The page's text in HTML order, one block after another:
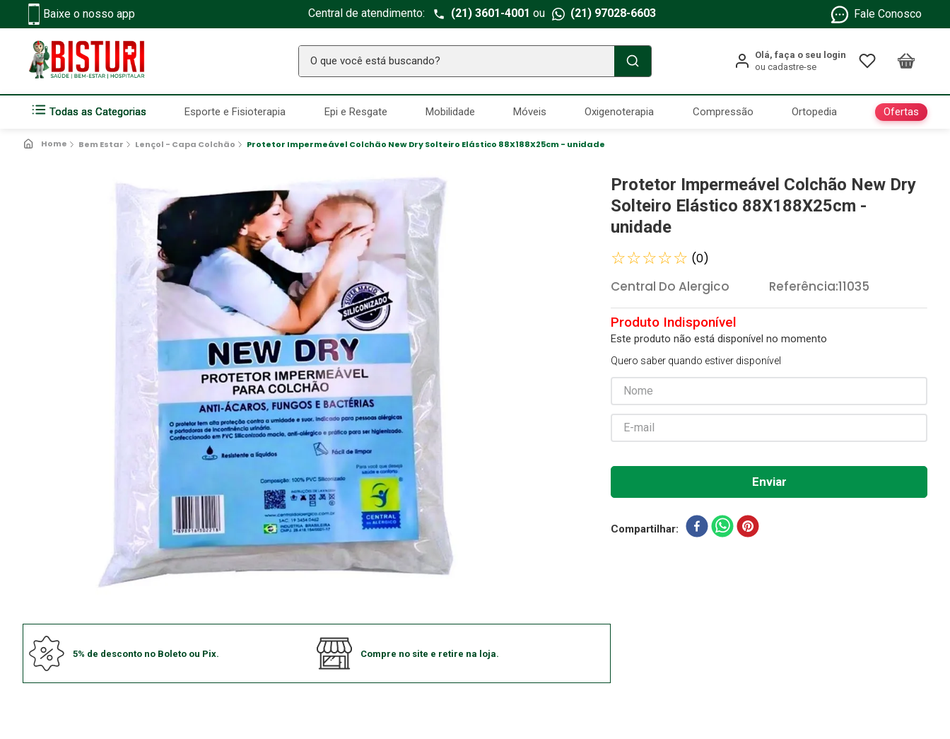
Baixe o nosso app Central de atendimento: (21) 3601-4001 ou (21) 97028-6603 Fale Conosco
O que você está buscando?
Todas as Categorias Esporte e Fisioterapia Epi e Resgate Mobilidade Móveis Oxigenoterapia Compressão Ortopedia Ofertas
Bem Estar Lençol - Capa Colchão Protetor Impermeável Colchão New Dry Solteiro Elástico 88X188X25cm - unidade
5% de desconto no Boleto ou Pix. Compre no site e retire na loja.
Protetor Impermeável Colchão New Dry
Solteiro Elástico 88X188X25cm -
unidade
☆☆☆☆☆ (0)
Central Do Alergico Referência:11035
Este produto não está disponível no momento
Quero saber quando estiver disponível
Compartilhar
TERMOS MAIS BUSCADOS
Seringa Insulina
2º Fralda Geriatrica
Littmann
5º Estetoscopio Littmann
6º Aparelho Pressão
º Absorvente Geriatrico
8º Gaze Esteril
9º Gaze
10º Cadeira Banho